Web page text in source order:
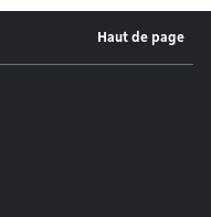
Haut de page